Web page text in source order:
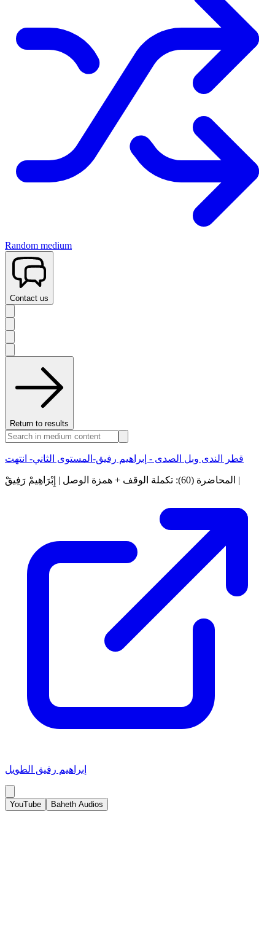
Random medium
Contact us
Return to results
قطر الندى وبل الصدى - إبراهيم رفيق-المستوى الثاني- انتهت
المحاضرة (60): تكملة الوقف + همزة الوصل | إِبْرَاهِيمْ رَفِيقْ |
إبراهيم رفيق الطويل
YouTube Baheth Audios